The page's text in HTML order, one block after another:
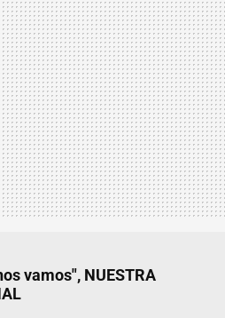
vamos", NUESTRA